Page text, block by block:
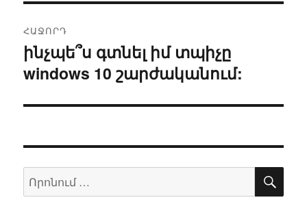
ՀԱՋՈՐԴ
Հաջորդ
գրառում՝
ինչպե՞ս գտնել իմ տպիչը
windows 10 շարժականում:
Որոնել՝